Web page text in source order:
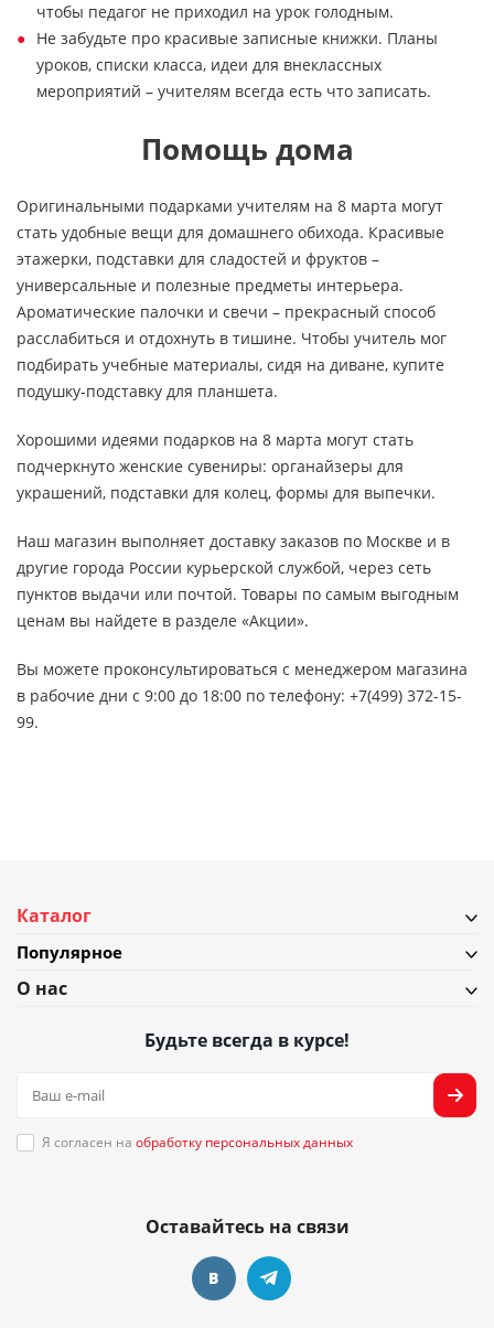
чтобы педагог не приходил на урок голодным.
Не забудьте про красивые записные книжки. Планы
уроков, списки класса, идеи для внеклассных
мероприятий – учителям всегда есть что записать.
Помощь дома
Оригинальными подарками учителям на 8 марта могут
стать удобные вещи для домашнего обихода. Красивые
этажерки, подставки для сладостей и фруктов –
универсальные и полезные предметы интерьера.
Ароматические палочки и свечи – прекрасный способ
расслабиться и отдохнуть в тишине. Чтобы учитель мог
подбирать учебные материалы, сидя на диване, купите
подушку-подставку для планшета.
Хорошими идеями подарков на 8 марта могут стать
подчеркнуто женские сувениры: органайзеры для
украшений, подставки для колец, формы для выпечки.
Наш магазин выполняет доставку заказов по Москве и в
другие города России курьерской службой, через сеть
пунктов выдачи или почтой. Товары по самым выгодным
ценам вы найдете в разделе «Акции».
Вы можете проконсультироваться с менеджером магазина
в рабочие дни с 9:00 до 18:00 по телефону: +7(499) 372-15-
99.
Каталог
Популярное
О нас
Будьте всегда в курсе!
Я согласен на обработку персональных данных
Оставайтесь на связи